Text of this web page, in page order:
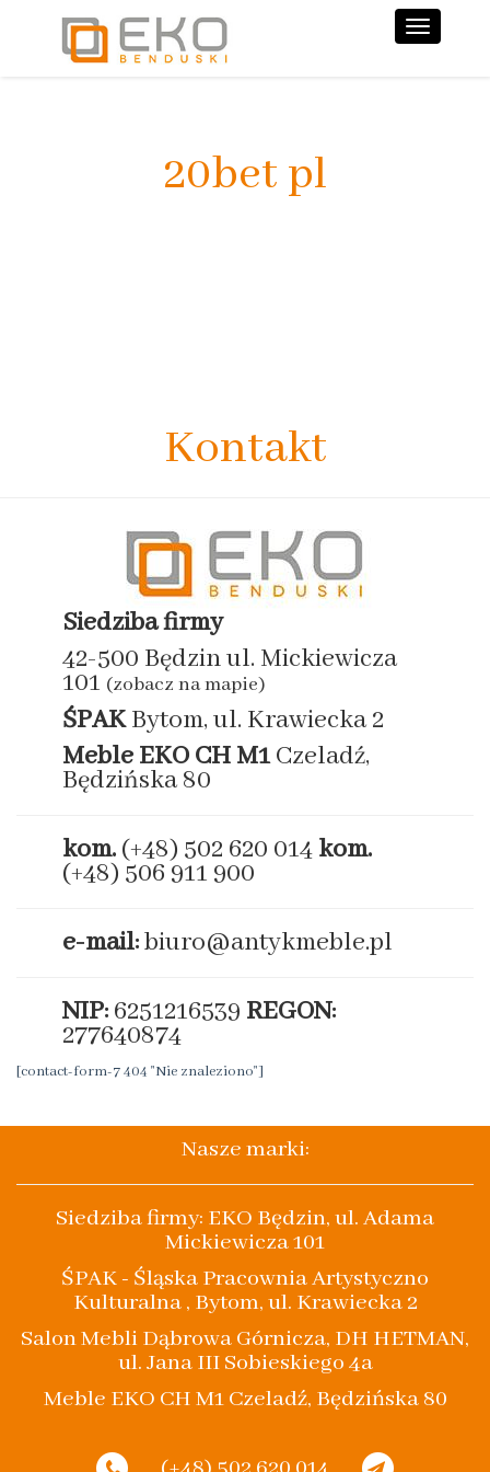
20bet pl
Kontakt
Siedziba firmy
42-500 Będzin ul. Mickiewicza
101 (zobacz na mapie)
ŚPAKBytom, ul. Krawiecka 2
Meble EKO CH M1Czeladź,
Będzińska 80
kom. (+48) 502 620 014 kom.
(+48) 506 911 900
e-mail:biuro@antykmeble.pl
NIP: 6251216539 REGON:
277640874
[contact-form-7 404 "Nie znaleziono"]
Nasze marki:
Siedziba firmy: EKO Będzin, ul. Adama
Mickiewicza 101
ŚPAK - Śląska Pracownia Artystyczno
Kulturalna , Bytom, ul. Krawiecka 2
Salon Mebli Dąbrowa Górnicza, DH HETMAN,
ul. Jana III Sobieskiego 4a
Meble EKO CH M1 Czeladź, Będzińska 80